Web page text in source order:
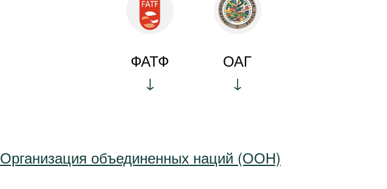
ФАТФ ОАГ
Организация объединенных наций (ООН)